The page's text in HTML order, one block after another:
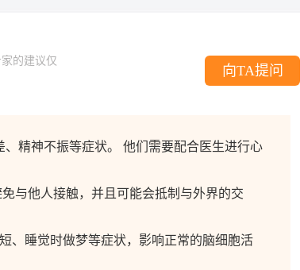
的建议仅
向TA提问
精神不振等症状。 他们需要配合医生进行心
与他人接触，并且可能会抵制与外界的交
、睡觉时做梦等症状，影响正常的脑细胞活